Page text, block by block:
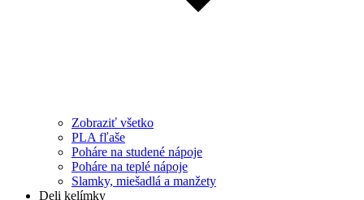
Zobraziť všetko
PLA fľaše
Poháre na studené nápoje
Poháre na teplé nápoje
Slamky, miešadlá a manžety
Deli kelímky